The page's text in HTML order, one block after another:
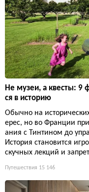
Не музеи, а квесты: 9
ся в историю
Обычно на
ерес, но во Франции
ания с Тинтином до
История становится
скучных лекций и
Путешествия 15 146